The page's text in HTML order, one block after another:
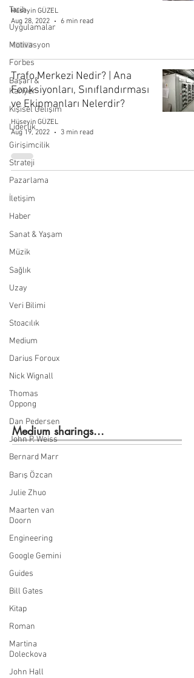
Tarih
Uygulamalar
Motivasyon
Forbes
Başarı &
Kariyer
Kişisel Gelişim
Liderlik
Girişimcilik
Strateji
Pazarlama
İletişim
Haber
Sanat & Yaşam
Müzik
Sağlık
Uzay
Veri Bilimi
Stoacılık
Medium
Darius Foroux
Nick Wignall
Thomas
Oppong
Dan Pedersen
John P. Weiss
Bernard Marr
Barış Özcan
Julie Zhuo
Maarten van
Doorn
Engineering
Google Gemini
Guides
Bill Gates
Kitap
Roman
Martina
Doleckova
John Hall
Hüseyin GÜZEL
Aug 28, 2022
6 min read
Trafo Merkezi Nedir? | Ana
Fonksiyonları, Sınıflandırması
ve Ekipmanları Nelerdir?
Hüseyin GÜZEL
Aug 19, 2022
3 min read
Medium sharings...